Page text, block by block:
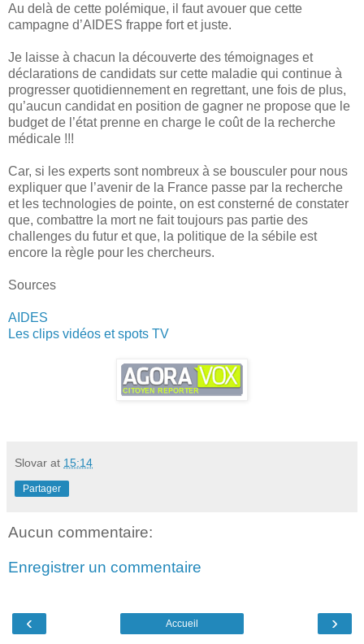
Au delà de cette polémique, il faut avouer que cette
campagne d’AIDES frappe fort et juste.
Je laisse à chacun la découverte des témoignages et
déclarations de candidats sur cette maladie qui continue à
progresser quotidiennement en regrettant, une fois de plus,
qu’aucun candidat en position de gagner ne propose que le
budget de l’état prenne en charge le coût de la recherche
médicale !!!
Car, si les experts sont nombreux à se bousculer pour nous
expliquer que l’avenir de la France passe par la recherche
et les technologies de pointe, on est consterné de constater
que, combattre la mort ne fait toujours pas partie des
challenges du futur et que, la politique de la sébile est
encore la règle pour les chercheurs.
Sources
AIDES
Les clips vidéos et spots TV
Slovar at 15:14
Partager
Aucun commentaire:
Enregistrer un commentaire
‹ ›
Accueil